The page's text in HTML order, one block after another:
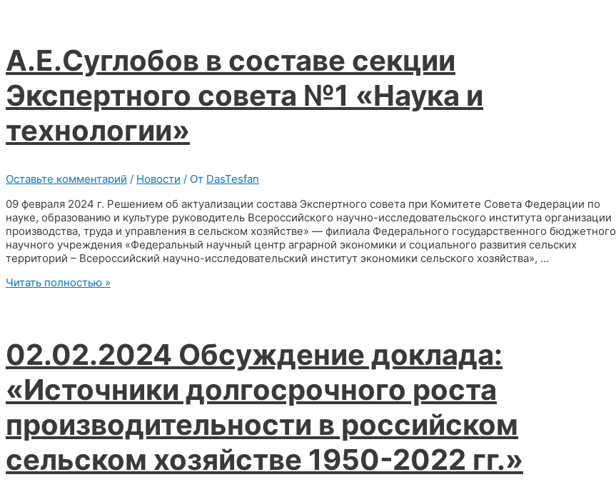
и
Человек-2024»
А.Е.Суглобов в составе секции
Экспертного совета №1 «Наука и
технологии»
Оставьте комментарий / Новости / От DasTesfan
09 февраля 2024 г. Решением об актуализации состава Экспертного совета при Комитете Совета Федерации по
науке, образованию и культуре руководитель Всероссийского научно-исследовательского института организации
производства, труда и управления в сельском хозяйстве» — филиала Федерального государственного бюджетного
научного учреждения «Федеральный научный центр аграрной экономики и социального развития сельских
территорий – Всероссийский научно-исследовательский институт экономики сельского хозяйства», …
А.Е.Суглобов
совета
№1
«Наука
и
технологии»
Читать полностью »
02.02.2024 Обсуждение доклада:
«Источники долгосрочного роста
производительности в российском
сельском хозяйстве 1950-2022 гг.»